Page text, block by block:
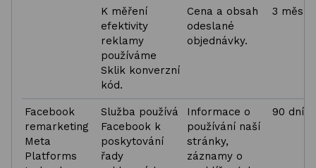
K měření
efektivity
reklamy
používáme
Sklik konverzní
kód.
Cena a obsah
odeslané
objednávky.
3
Facebook
remarketing
Meta
Platforms
Služba používá
Facebook k
poskytování
řady
Informace o
používání naší
stránky,
záznamy o
90 dní